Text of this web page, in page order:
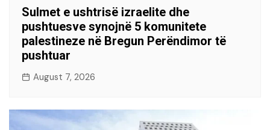
Sulmet e ushtrisë izraelite dhe
pushtuesve synojnë 5 komunitete
palestineze në Bregun Perëndimor të
pushtuar
August 7, 2026